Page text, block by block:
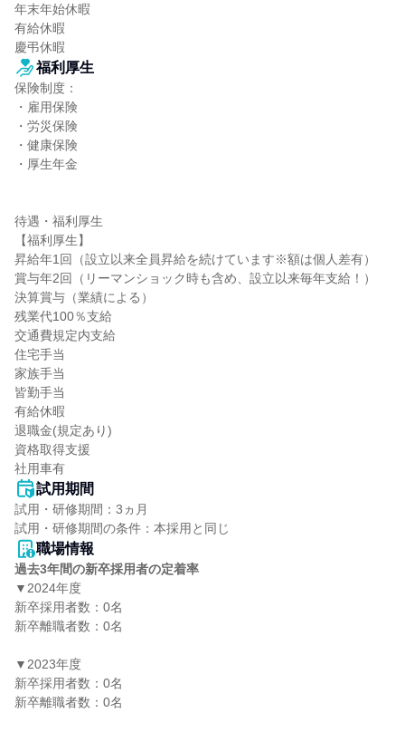
年末年始休暇
有給休暇
慶弔休暇
福利厚生
保険制度：
・雇用保険
・労災保険
・健康保険
・厚生年金
待遇・福利厚生
【福利厚生】
昇給年1回（設立以来全員昇給を続けています※額は個人差有）
賞与年2回（リーマンショック時も含め、設立以来毎年支給！）
決算賞与（業績による）
残業代100％支給
交通費規定内支給
住宅手当
家族手当
皆勤手当
有給休暇
退職金(規定あり)
資格取得支援
社用車有
試用期間
試用・研修期間：3ヵ月
職場情報
過去3年間の新卒採用者の定着率
▼2024年度
新卒採用者数：0名
新卒離職者数：0名
▼2023年度
新卒採用者数：0名
新卒離職者数：0名